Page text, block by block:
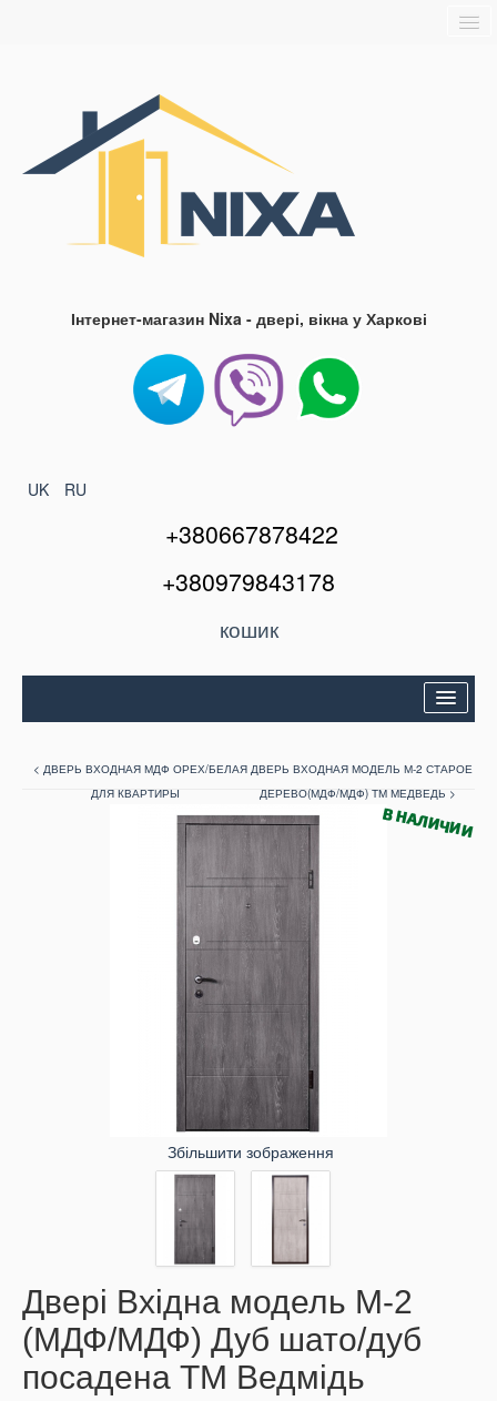
Блог
Інтернет-магазин Nixa - двері, вікна у Харкові
UK RU
+380667878422
+380979843178
кошик
< ДВЕРЬ ВХОДНАЯ МДФ ОРЕХ/БЕЛАЯ
ДЛЯ КВАРТИРЫ
ДВЕРЬ ВХОДНАЯ МОДЕЛЬ М-2 СТАРОЕ
ДЕРЕВО(МДФ/МДФ) ТМ МЕДВЕДЬ >
Збільшити зображення
Двері Вхідна модель М-2
(МДФ/МДФ) Дуб шато/дуб
посадена ТМ Ведмідь